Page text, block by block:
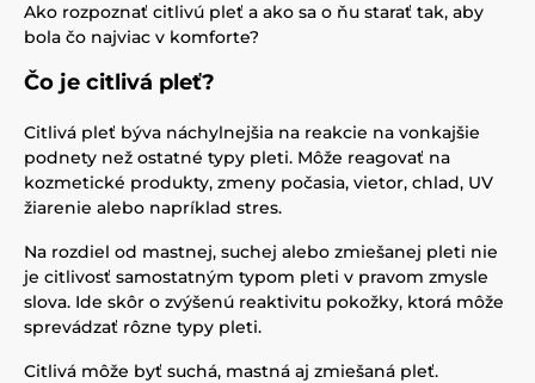
Ako rozpoznať citlivú pleť a ako sa o ňu starať tak, aby
bola čo najviac v komforte?
Čo je citlivá pleť?
Citlivá pleť býva náchylnejšia na reakcie na vonkajšie
podnety než ostatné typy pleti. Môže reagovať na
kozmetické produkty, zmeny počasia, vietor, chlad, UV
žiarenie alebo napríklad stres.
Na rozdiel od mastnej, suchej alebo zmiešanej pleti nie
je citlivosť samostatným typom pleti v pravom zmysle
slova. Ide skôr o zvýšenú reaktivitu pokožky, ktorá môže
sprevádzať rôzne typy pleti.
Citlivá môže byť suchá, mastná aj zmiešaná pleť.